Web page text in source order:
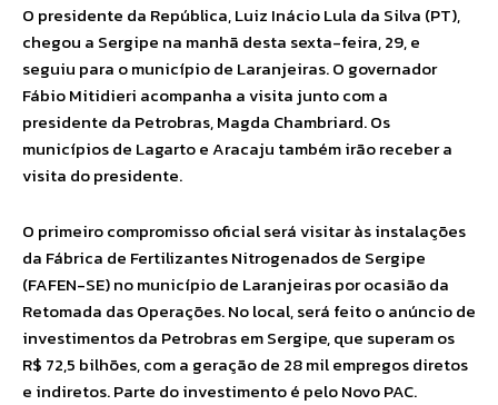
O presidente da República, Luiz Inácio Lula da Silva (PT),
chegou a Sergipe na manhã desta sexta-feira, 29, e
seguiu para o município de Laranjeiras. O governador
Fábio Mitidieri acompanha a visita junto com a
presidente da Petrobras, Magda Chambriard. Os
municípios de Lagarto e Aracaju também irão receber a
visita do presidente.
O primeiro compromisso oficial será visitar às instalações
da Fábrica de Fertilizantes Nitrogenados de Sergipe
(FAFEN-SE) no município de Laranjeiras por ocasião da
Retomada das Operações. No local, será feito o anúncio de
investimentos da Petrobras em Sergipe, que superam os
R$ 72,5 bilhões, com a geração de 28 mil empregos diretos
e indiretos. Parte do investimento é pelo Novo PAC.